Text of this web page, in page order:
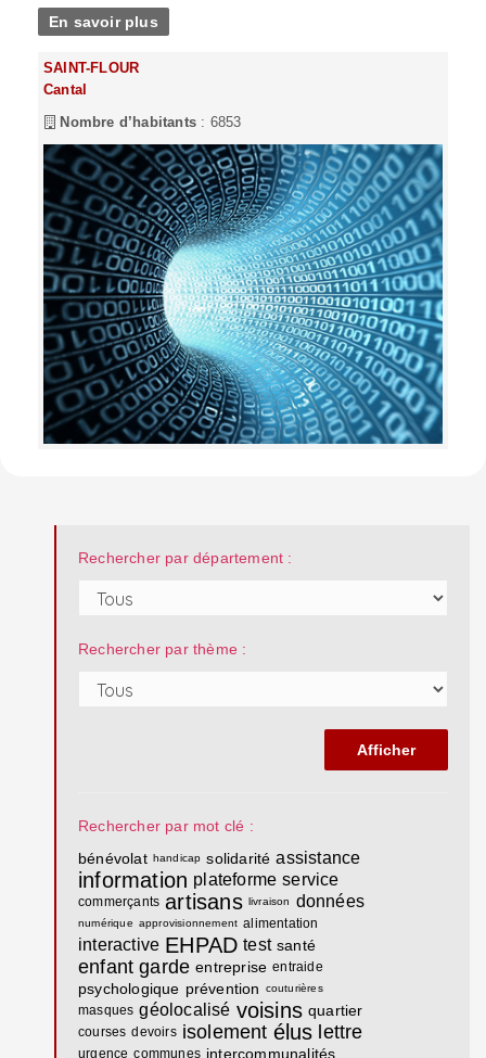
En savoir plus
SAINT-FLOUR
Cantal
Nombre d’habitants : 6853
Rechercher par département :
Rechercher par thème :
Rechercher par mot clé :
bénévolat handicap solidarité assistance
information plateforme service
commerçants artisans livraison données
numérique approvisionnement alimentation
interactive EHPAD test santé
enfant garde entreprise entraide
psychologique prévention couturières
masques géolocalisé voisins quartier
courses devoirs isolement élus lettre
urgence communes intercommunalités